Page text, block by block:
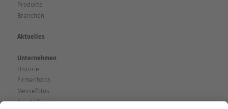
Produkte
Branchen
Aktuelles
Unternehmen
Historie
Firmenfotos
Messefotos
Ausstellung